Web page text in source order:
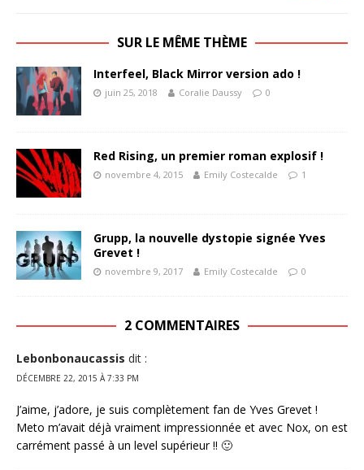
SUR LE MÊME THÈME
Interfeel, Black Mirror version ado !
juin 25, 2018 Coralie Daussy 0
Red Rising, un premier roman explosif !
novembre 4, 2015 Emily Costecalde 1
Grupp, la nouvelle dystopie signée Yves
Grevet !
novembre 9, 2017 Emily Costecalde 0
2 COMMENTAIRES
Lebonbonaucassis dit :
DÉCEMBRE 22, 2015 À 7:33 PM
J’aime, j’adore, je suis complètement fan de Yves Grevet !
Meto m’avait déjà vraiment impressionnée et avec Nox, on est
carrément passé à un level supérieur !! 🙂